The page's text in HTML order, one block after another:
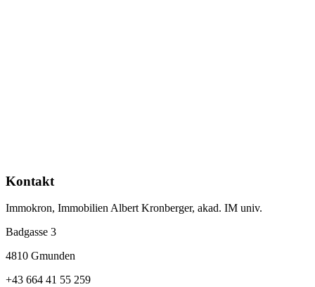
Kontakt
Immokron, Immobilien Albert Kronberger, akad. IM univ.
Badgasse 3
4810 Gmunden
+43 664 41 55 259